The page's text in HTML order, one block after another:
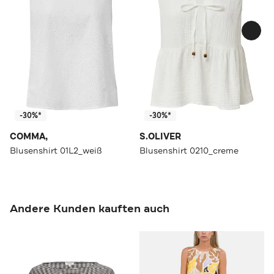
-30%*
COMMA,
Blusenshirt 01L2_weiß
-30%*
S.OLIVER
Blusenshirt 0210_creme
Andere Kunden kauften auch